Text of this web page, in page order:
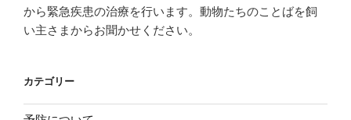
から緊急疾患の治療を行います。動物たちのことばを飼
い主さまからお聞かせください。
カテゴリー